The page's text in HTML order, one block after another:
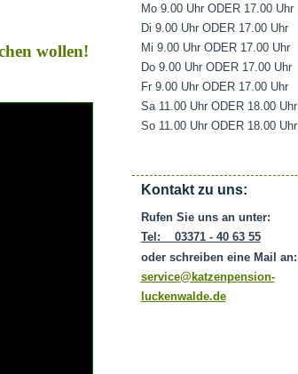
wollen!
Mo 9.00 Uhr ODER 17.00 Uhr
Di 9.00 Uhr ODER 17.00 Uhr
Mi 9.00 Uhr ODER 17.00 Uhr
Do 9.00 Uhr ODER 17.00 Uhr
Fr 9.00 Uhr ODER 17.00 Uhr
Sa 11.00 Uhr ODER 18.00 Uhr
So 11.00 Uhr ODER 18.00 Uhr
Kontakt zu uns:
Rufen Sie uns an unter:
Tel: 03371 - 40 63 55
oder schreiben eine Mail an:
service@katzenpension-
luckenwalde.de